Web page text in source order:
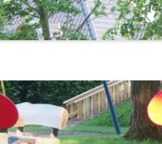
EHRENMAL
SCHULE
SCHUTZHÜTTE